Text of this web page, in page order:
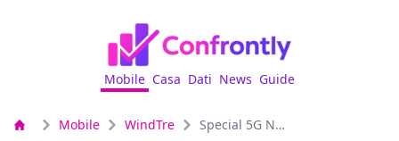
Mobile Casa Dati News Guide
Mobile WindTre Special 5G Nuovi Numeri 200 Giga